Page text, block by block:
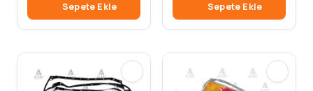
Sepete Ekle Sepete Ekle